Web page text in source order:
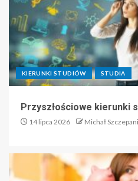
KIERUNKI STUDIÓW STUDIA
Przyszłościowe kierunki
14 lipca 2026 Michał